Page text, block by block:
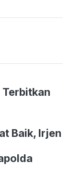
Terbitkan
Baik, Irjen